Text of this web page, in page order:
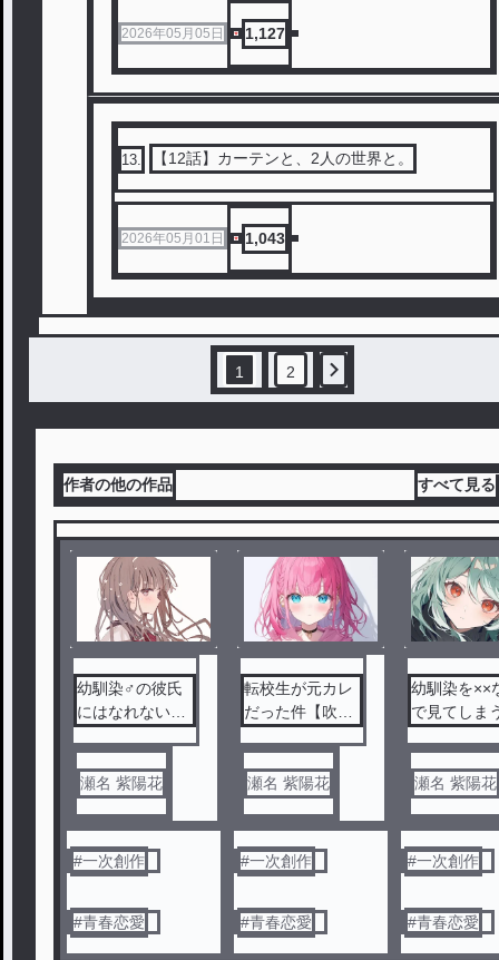
2026年05月05日 1,127
13 【12話】カーテンと、2人の世界と。
2026年05月01日 1,043
1 2
作者の他の作品 すべて見る
幼馴染♂の彼氏
にはなれない？
る！)
瀬名 紫陽花
#一次創作
#青春恋愛
転校生が元カレ
だった件【吹奏
瀬名 紫陽花
#一次創作
#青春恋愛
幼馴染を××
で見てしま
瀬名 紫陽花
#一次創作
#青春恋愛